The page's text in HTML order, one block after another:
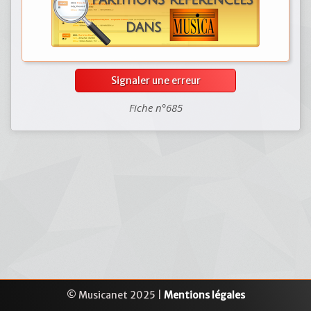
Signaler une erreur
Fiche n°685
© Musicanet 2025 | Mentions légales